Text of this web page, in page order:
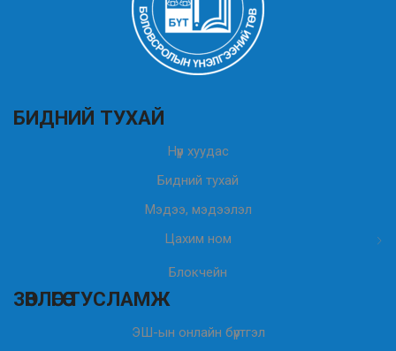
БИДНИЙ ТУХАЙ
Нүүр хуудас
Бидний тухай
Мэдээ, мэдээлэл
Цахим ном
Блокчейн
ЗӨВЛӨГӨӨ ТУСЛАМЖ
ЭШ-ын онлайн бүртгэл